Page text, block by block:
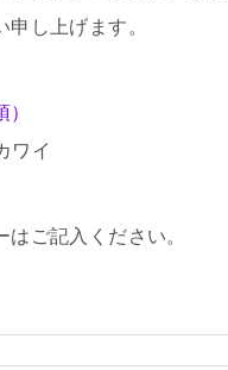
し上げます。
）
ワイ
ご記入ください。